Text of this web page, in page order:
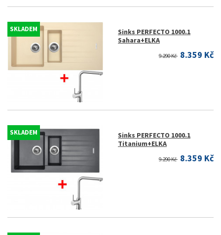
SKLADEM
Sinks PERFECTO 1000.1
Sahara+ELKA
9.290 Kč 8.359 Kč
SKLADEM
Sinks PERFECTO 1000.1
Titanium+ELKA
9.290 Kč 8.359 Kč